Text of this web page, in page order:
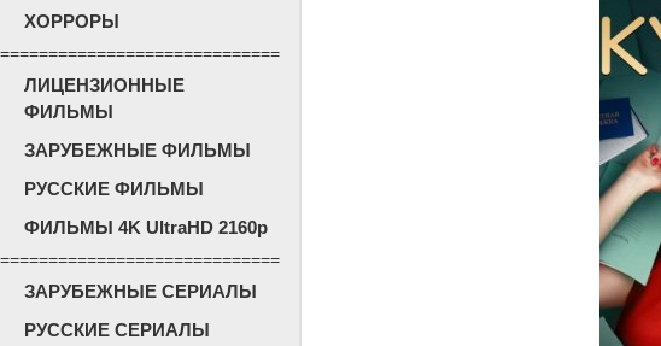
ХОРРОРЫ
=============================
ЛИЦЕНЗИОННЫЕ
ФИЛЬМЫ
ЗАРУБЕЖНЫЕ ФИЛЬМЫ
РУССКИЕ ФИЛЬМЫ
ФИЛЬМЫ 4K UltraHD 2160p
=============================
ЗАРУБЕЖНЫЕ СЕРИАЛЫ
РУССКИЕ СЕРИАЛЫ